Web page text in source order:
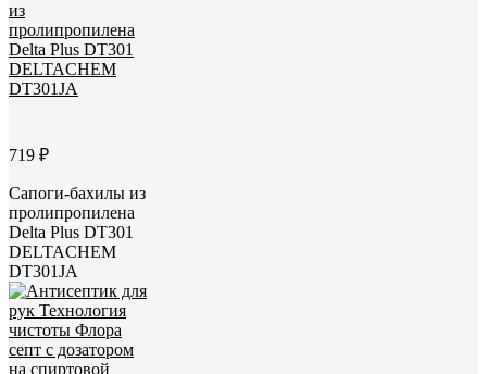
719 ₽
Сапоги-бахилы из
пролипропилена
Delta Plus DT301
DELTACHEM
DT301JA